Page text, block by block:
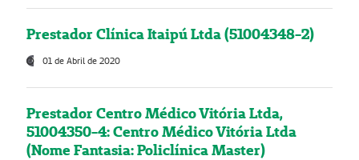
Prestador Clínica Itaipú Ltda (51004348-2)
01 de Abril de 2020
Prestador Centro Médico Vitória Ltda,
51004350-4: Centro Médico Vitória Ltda
(Nome Fantasia: Policlínica Master)